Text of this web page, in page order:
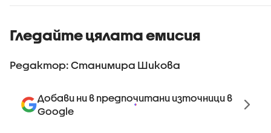
Гледайте цялата емисия
Редактор: Станимира Шикова
Добави ни в предпочитани източници в
Google